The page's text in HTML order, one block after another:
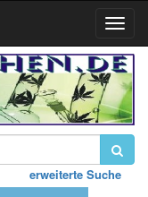
erweiterte Suche
Toggle